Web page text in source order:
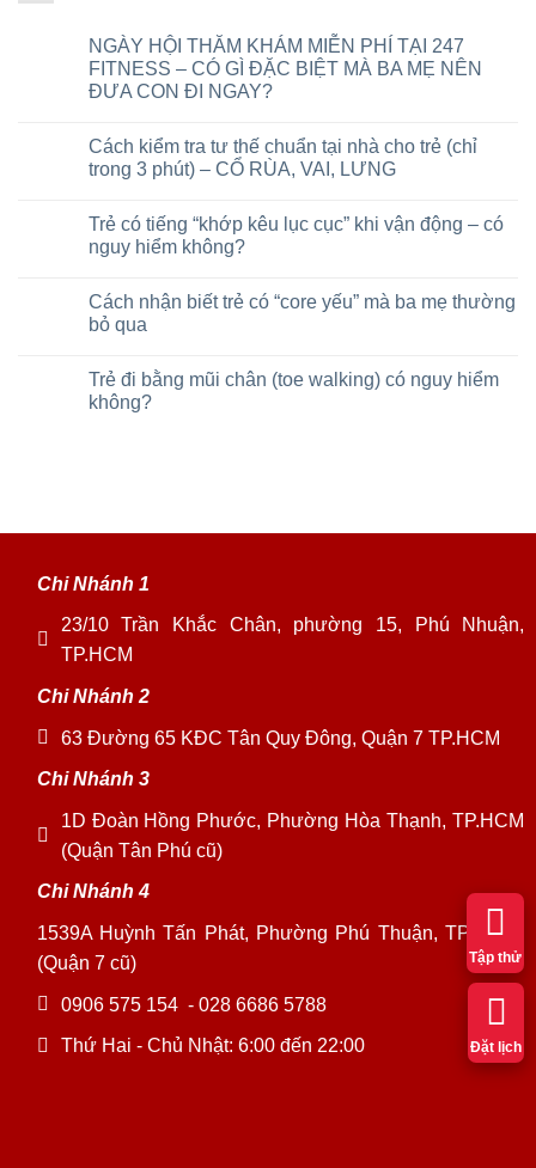
NGÀY HỘI THĂM KHÁM MIỄN PHÍ TẠI 247
FITNESS – CÓ GÌ ĐẶC BIỆT MÀ BA MẸ NÊN
ĐƯA CON ĐI NGAY?
Cách kiểm tra tư thế chuẩn tại nhà cho trẻ (chỉ
trong 3 phút) – CỔ RÙA, VAI, LƯNG
Trẻ có tiếng “khớp kêu lục cục” khi vận động – có
nguy hiểm không?
Cách nhận biết trẻ có “core yếu” mà ba mẹ thường
bỏ qua
Trẻ đi bằng mũi chân (toe walking) có nguy hiểm
không?
Chi Nhánh 1
23/10 Trần Khắc Chân, phường 15, Phú Nhuận,
TP.HCM
Chi Nhánh 2
63 Đường 65 KĐC Tân Quy Đông, Quận 7 TP.HCM
Chi Nhánh 3
1D Đoàn Hồng Phước, Phường Hòa Thạnh, TP.HCM
(Quận Tân Phú cũ)
Chi Nhánh 4
1539A Huỳnh Tấn Phát, Phường Phú Thuận, TP. HCM
(Quận 7 cũ)
0906 575 154- 028 6686 5788
Thứ Hai - Chủ Nhật: 6:00 đến 22:00
Tập thử
Đặt lịch